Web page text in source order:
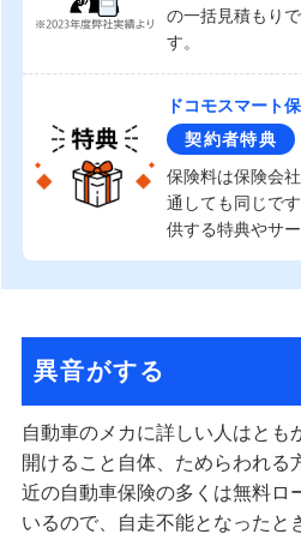
の一括見積もり
す。
ドコモスマート
契約者特典
保険料は保険会
通しても同じで
供する特典やサ
異音がする
自動車のメカに詳しい人はとも
開けること自体、ためらわれる
近の自動車保険の多くは無料ロ
いるので、自走不能となったと